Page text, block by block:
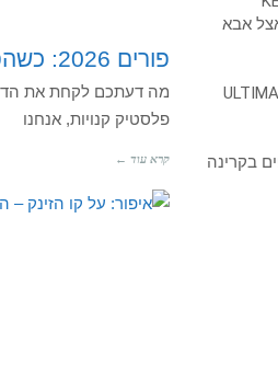
פורים 2026: כשהפנטזיה הופכת לאמנות על הפנים
מה דעתכם לקחת את
פלסטיק קנויות, אנחנו
קרא עוד ←
אבא
בקרינה